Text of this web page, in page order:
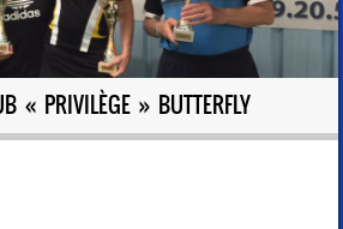
« PRIVILÈGE » BUTTERFLY